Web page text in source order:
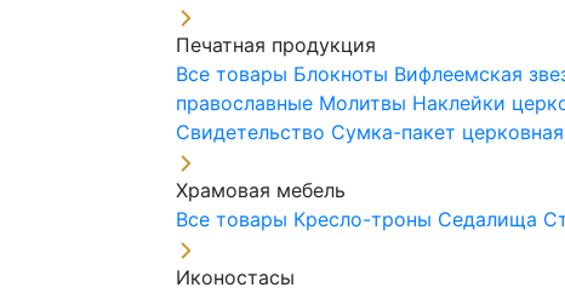
Печатная продукция
Все товары Блокноты Вифлеемская
православные Молитвы Наклейки
Свидетельство Сумка-пакет церковная
Храмовая мебель
Все товары Кресло-троны Седалища
Иконостасы